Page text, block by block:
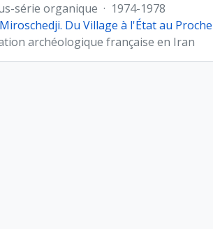
série organique · 1974-1978
Du Village à l'État au
archéologique française en Iran